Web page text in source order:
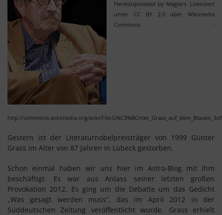
HerlesUploaded by Magiers. Lizenziert
unter CC BY 2.0 über Wikimedia
Commons -
http://commons.wikimedia.org/wiki/
Gestern ist der Literaturnobelpreisträger von 1999 Günter
Grass im Alter von 87 Jahren in Lübeck gestorben.
Schon einmal haben wir uns hier im Astro-Blog mit ihm
beschäftigt. Es war aus Anlass seiner letzten großen
Provokation 2012. Es ging um die Debatte um das Gedicht
„Was gesagt werden muss“, das im April 2012 in der
Süddeutschen Zeitung veröffentlicht wurde. Grass erhielt